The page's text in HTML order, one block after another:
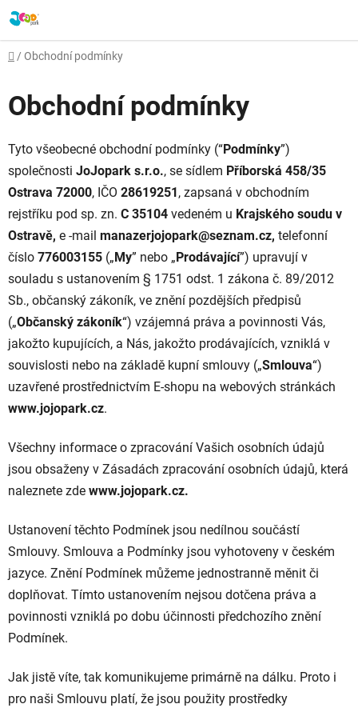
Přejít
na
obsah
Domů
/ Obchodní podmínky
Obchodní podmínky
Tyto všeobecné obchodní podmínky (“Podmínky”)
společnosti JoJopark s.r.o., se sídlem Příborská 458/35
Ostrava 72000, IČO 28619251 , zapsaná v obchodním
rejstříku pod sp. zn. C 35104 vedeném u Krajského soudu v
Ostravě, e -mail manazerjojopark@seznam.cz, telefonní
číslo 776003155 („ My” nebo „ Prodávající”) upravují v
souladu s ustanovením § 1751 odst. 1 zákona č. 89/2012
Sb., občanský zákoník, ve znění pozdějších předpisů
(„Občanský zákoník“) vzájemná práva a povinnosti Vás,
jakožto kupujících, a Nás, jakožto prodávajících, vzniklá v
souvislosti nebo na základě kupní smlouvy („Smlouva“)
uzavřené prostřednictvím E-shopu na webových stránkách
www.jojopark.cz.
Všechny informace o zpracování Vašich osobních údajů
jsou obsaženy v Zásadách zpracování osobních údajů, která
naleznete zde www.jojopark.cz.
Ustanovení těchto Podmínek jsou nedílnou součástí
Smlouvy. Smlouva a Podmínky jsou vyhotoveny v českém
jazyce. Znění Podmínek můžeme jednostranně měnit či
doplňovat. Tímto ustanovením nejsou dotčena práva a
povinnosti vzniklá po dobu účinnosti předchozího znění
Podmínek.
Jak jistě víte, tak komunikujeme primárně na dálku. Proto i
pro naši Smlouvu platí, že jsou použity prostředky